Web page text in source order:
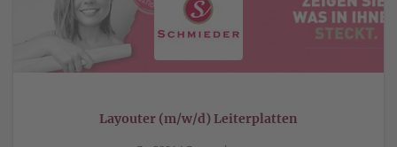
Layouter (m/w/d) Leiterplatten